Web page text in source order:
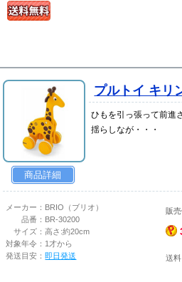
商品詳細
プルトイ キリ
ひもを引っ張って前進
揺らしなが・・・
メーカー： BRIO（ブリオ）
品番： BR-30200
サイズ：高さ:約20cm
対象年令： 1才から
発送目安： 即日発送
販
送